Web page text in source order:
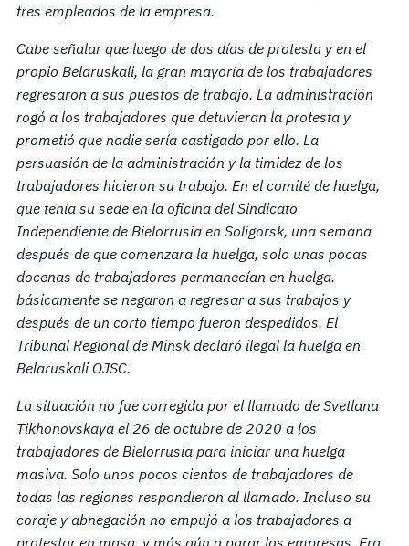
tres empleados de la empresa.
Cabe señalar que luego de dos días de protesta y en el
propio Belaruskali, la gran mayoría de los trabajadores
regresaron a sus puestos de trabajo. La administración
rogó a los trabajadores que detuvieran la protesta y
prometió que nadie sería castigado por ello. La
persuasión de la administración y la timidez de los
trabajadores hicieron su trabajo. En el comité de huelga,
que tenía su sede en la oficina del Sindicato
Independiente de Bielorrusia en Soligorsk, una semana
después de que comenzara la huelga, solo unas pocas
docenas de trabajadores permanecían en huelga.
básicamente se negaron a regresar a sus trabajos y
después de un corto tiempo fueron despedidos. El
Tribunal Regional de Minsk declaró ilegal la huelga en
Belaruskali OJSC.
La situación no fue corregida por el llamado de Svetlana
Tikhonovskaya el 26 de octubre de 2020 a los
trabajadores de Bielorrusia para iniciar una huelga
masiva. Solo unos pocos cientos de trabajadores de
todas las regiones respondieron al llamado. Incluso su
coraje y abnegación no empujó a los trabajadores a
protestar en masa, y más aún a parar las empresas. Era